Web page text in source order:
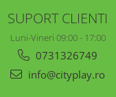
SUPORT CLIENTI
Luni-Vineri 09:00 - 17:00
0731326749
info@cityplay.ro